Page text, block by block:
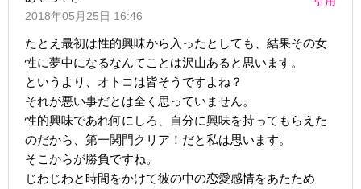
2018年05月25日 16:46
たとえ最初は性的興味から入ったとしても、結果その女
性に夢中になるなんてことは沢山あると思います。
というより、オトコは皆そうですよね？
それが悪い事だとは全く思っていません。
性的興味であれ何にしろ、自分に興味を持ってもらえた
のだから、第一関門クリア！だと私は思います。
そこからが勝負ですね。
じわじわと時間をかけて彼の中の恋愛感情をあたため